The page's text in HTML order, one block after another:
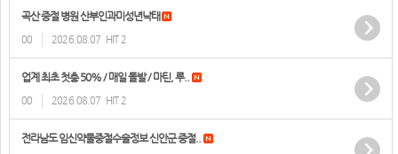
곡산 중절 병원 산부인과미성년낙­태
00 2026.08.07 HIT 2
업계 최초 첫충 50% / 매일 돌발 / 마틴, 루..
00 2026.08.07 HIT 2
전라남도 임신약물중절수술정보 신안군 중절..